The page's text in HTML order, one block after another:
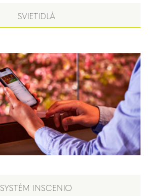
SVIETIDLÁ
SYSTÉM INSCENIO